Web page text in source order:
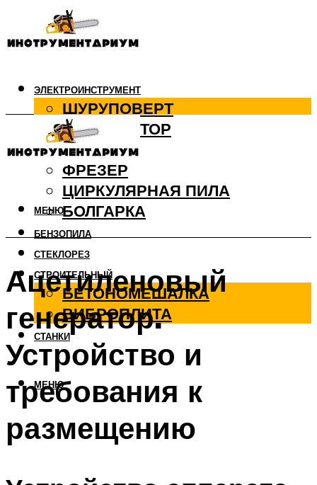
ЭЛЕКТРОИНСТРУМЕНТ
ШУРУПОВЕРТ
ПЕРФОРАТОР
ДРЕЛЬ
ФРЕЗЕР
ЦИРКУЛЯРНАЯ ПИЛА
БОЛГАРКА
БЕНЗОПИЛА
СТЕКЛОРЕЗ
СТРОИТЕЛЬНЫЙ
БЕТОНОМЕШАЛКА
ВИБРОПЛИТА
СТАНКИ
МЕНЮ
МЕНЮ
Ацетиленовый
генератор.
Устройство и
требования к
размещению